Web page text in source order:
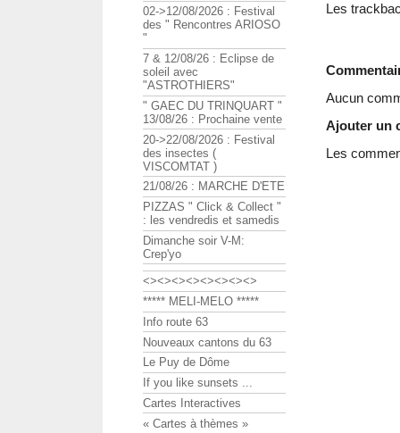
Les
Aucun
Ajouter un
Les
02->12/08/2026 : Festival
des " Rencontres ARIOSO
"
7 & 12/08/26 : Eclipse de
soleil avec
"ASTROTHIERS"
" GAEC DU TRINQUART "
13/08/26 : Prochaine vente
20->22/08/2026 : Festival
des insectes (
VISCOMTAT )
21/08/26 : MARCHE D'ETE
PIZZAS " Click & Collect "
: les vendredis et samedis
Dimanche soir V-M:
Crep'yo
<><><><><><><><>
***** MELI-MELO *****
Info route 63
Nouveaux cantons du 63
Le Puy de Dôme
If you like sunsets ...
Cartes Interactives
« Cartes à thèmes »